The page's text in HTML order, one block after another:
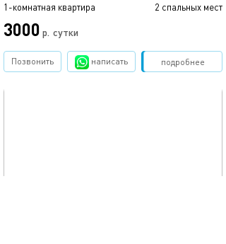
1-комнатная квартира 2 спальных мест
3000 р. сутки
подробнее
Позвонить написать Забронировать